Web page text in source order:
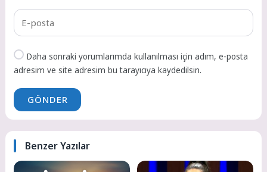
Daha sonraki yorumlarımda kullanılması için adım, e-posta
adresim ve site adresim bu tarayıcıya kaydedilsin.
GÖNDER
Benzer Yazılar